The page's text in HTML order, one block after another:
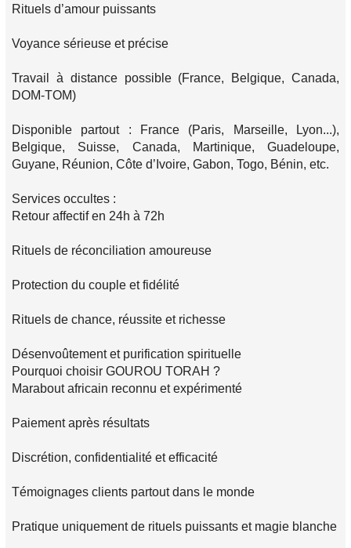
Rituels d’amour puissants
Voyance sérieuse et précise
Travail à distance possible (France, Belgique, Canada,
DOM-TOM)
Disponible partout : France (Paris, Marseille, Lyon...),
Belgique, Suisse, Canada, Martinique, Guadeloupe,
Guyane, Réunion, Côte d’Ivoire, Gabon, Togo, Bénin, etc.
Services occultes :
Retour affectif en 24h à 72h
Rituels de réconciliation amoureuse
Protection du couple et fidélité
Rituels de chance, réussite et richesse
Désenvoûtement et purification spirituelle
Pourquoi choisir GOUROU TORAH ?
Marabout africain reconnu et expérimenté
Paiement après résultats
Discrétion, confidentialité et efficacité
Témoignages clients partout dans le monde
Pratique uniquement de rituels puissants et magie blanche